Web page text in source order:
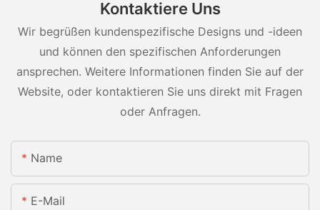
Kontaktiere Uns
Wir begrüßen kundenspezifische Designs und -ideen
und können den spezifischen Anforderungen
ansprechen. Weitere Informationen finden Sie auf der
Website, oder kontaktieren Sie uns direkt mit Fragen
oder Anfragen.
Name
E-Mail